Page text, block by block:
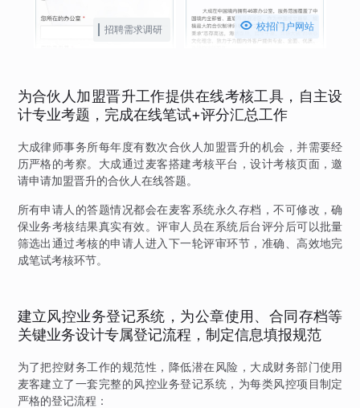
招聘需求调研  校招门户网站
为合伙人加盟晋升工作提供在线考核工具，自主设
计专业考题，完成在线笔试+评分汇总工作
大成律师事务所每年度有数次合伙人加盟晋升的机会，并需要经
历严格的考察。大成通过麦客搭建考核平台，设计考核页面，邀
请申请加盟晋升的合伙人在线答题。
所有申请人的答题情况都会在麦客系统永久存档，不可修改，确
保业务考核结果真实有效。评审人员在系统后台评分后可以批量
筛选出通过考核的申请人进入下一轮评审环节，准确、高效地完
成笔试考核环节。
建立风控业务登记系统，为公章使用、合同存档等
关键业务设计专属登记流程，制定信息填报规范
为了把控财务工作的规范性，降低潜在风险，大成财务部门使用
麦客建立了一套完整的风控业务登记系统，为每类风控项目制定
严格的登记流程：